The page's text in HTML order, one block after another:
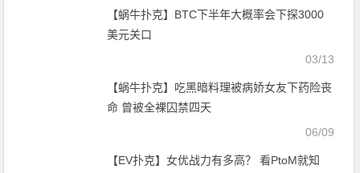
【蜗牛扑克】BTC下半年大概率会下探3000
美元关口
03/13
【蜗牛扑克】吃黑暗料理被病娇女友下药险丧
命 曾被全裸囚禁四天
06/09
【EV扑克】女优战力有多高？ 看PtoM就知